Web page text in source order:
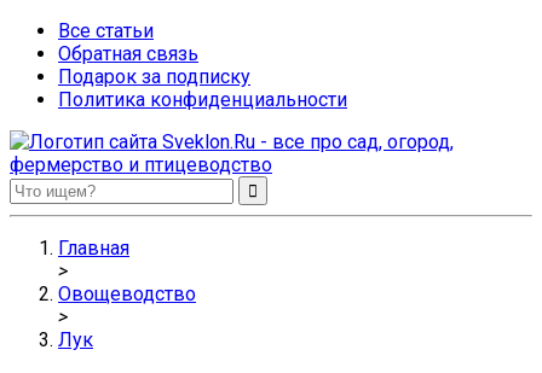
Все статьи
Обратная связь
Подарок за подписку
Политика конфиденциальности
Sveklon.Ru – все про сад, огород, фермерство и птицеводство
Главная
>
Овощеводство
>
Лук